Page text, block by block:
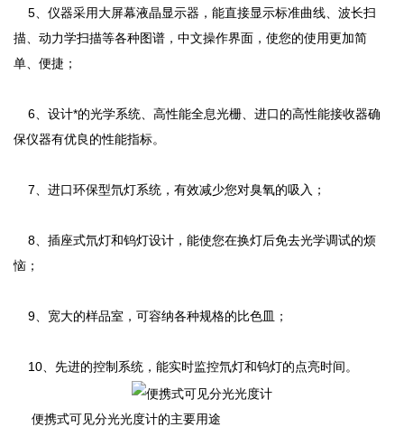
5、仪器采用大屏幕液晶显示器，能直接显示标准曲线、波长扫
描、动力学扫描等各种图谱，中文操作界面，使您的使用更加简
单、便捷；
6、设计*的光学系统、高性能全息光栅、进口的高性能接收器确
保仪器有优良的性能指标。
7、进口环保型氘灯系统，有效减少您对臭氧的吸入；
8、插座式氘灯和钨灯设计，能使您在换灯后免去光学调试的烦
恼；
9、宽大的样品室，可容纳各种规格的比色皿；
10、先进的控制系统，能实时监控氘灯和钨灯的点亮时间。
便携式可见分光光度计的主要用途